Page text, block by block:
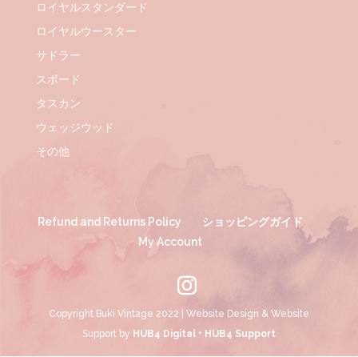
ロイヤルスタンダード
ロイヤルウースター
サドラー
スポード
タスカン
ウェッジウッド
その他
Refund and Returns Policy
ショッピングガイド
My Account
Copyright Buki Vintage 2022 | Website Design & Website
Support by HUB4 Digital+ HUB4 Support